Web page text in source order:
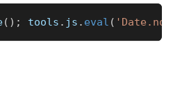
( ) ; tools . js . eval (